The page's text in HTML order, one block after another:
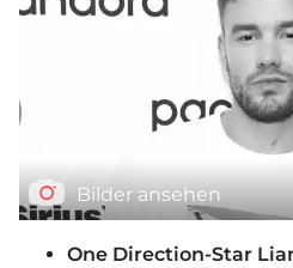
Bilder ansehen
One Direction-Star